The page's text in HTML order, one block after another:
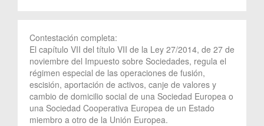
Contestación completa:
El capítulo VII del título VII de la Ley 27/2014, de 27 de
noviembre del Impuesto sobre Sociedades, regula el
régimen especial de las operaciones de fusión,
escisión, aportación de activos, canje de valores y
cambio de domicilio social de una Sociedad Europea o
una Sociedad Cooperativa Europea de un Estado
miembro a otro de la Unión Europea.